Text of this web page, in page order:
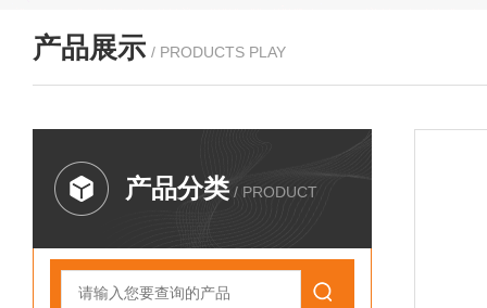
产品展示 / PRODUCTS PLAY
产品分类 / PRODUCT